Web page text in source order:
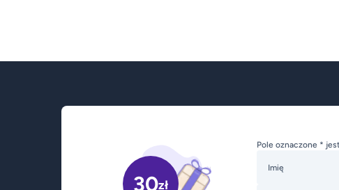
30zł
Pole oznaczone *
Imię